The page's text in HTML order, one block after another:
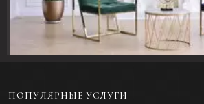
ПОПУЛЯРНЫЕ УСЛУГИ